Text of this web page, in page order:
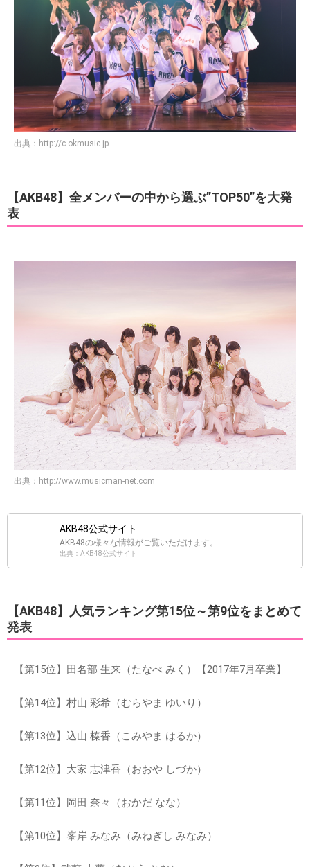
出典： http://c.okmusic.jp
【AKB48】全メンバーの中から選ぶ”TOP50”を大発
表
出典： http://www.musicman-net.com
AKB48公式サイト
AKB48の様々な情報がご覧いただけます。
出典：AKB48公式サイト
【AKB48】人気ランキング第15位～第9位をまとめて
発表
【第15位】田名部 生来（たなべ みく）【2017年7月卒業】
【第14位】村山 彩希（むらやま ゆいり）
【第13位】込山 榛香（こみやま はるか）
【第12位】大家 志津香（おおや しづか）
【第11位】岡田 奈々（おかだ なな）
【第10位】峯岸 みなみ（みねぎし みなみ）